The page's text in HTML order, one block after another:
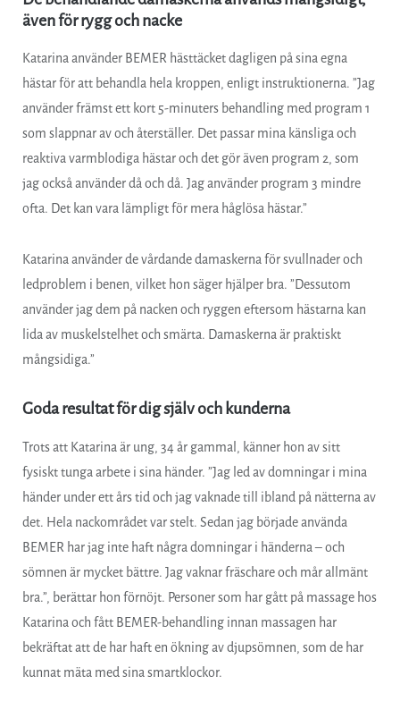
även för rygg och nacke
Katarina använder BEMER hästtäcket dagligen på sina egna
hästar för att behandla hela kroppen, enligt instruktionerna. ”Jag
använder främst ett kort 5-minuters behandling med program 1
som slappnar av och återställer. Det passar mina känsliga och
reaktiva varmblodiga hästar och det gör även program 2, som
jag också använder då och då. Jag använder program 3 mindre
ofta. Det kan vara lämpligt för mera håglösa hästar.”
Katarina använder de vårdande damaskerna för svullnader och
ledproblem i benen, vilket hon säger hjälper bra. ”Dessutom
använder jag dem på nacken och ryggen eftersom hästarna kan
lida av muskelstelhet och smärta. Damaskerna är praktiskt
mångsidiga.”
Goda resultat för dig själv och kunderna
Trots att Katarina är ung, 34 år gammal, känner hon av sitt
fysiskt tunga arbete i sina händer. ”Jag led av domningar i mina
händer under ett års tid och jag vaknade till ibland på nätterna av
det. Hela nackområdet var stelt. Sedan jag började använda
BEMER har jag inte haft några domningar i händerna – och
sömnen är mycket bättre. Jag vaknar fräschare och mår allmänt
bra.”, berättar hon förnöjt. Personer som har gått på massage hos
Katarina och fått BEMER-behandling innan massagen har
bekräftat att de har haft en ökning av djupsömnen, som de har
kunnat mäta med sina smartklockor.